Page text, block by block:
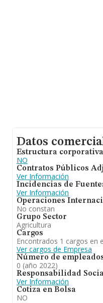
Datos
Estructura
NO
Contratos Públicos
Ver Información
Incidencias de
Ver Información
Operaciones
No constan
Grupo Sector
Agricultura
Cargos
Encontrados 1 cargos en
Ver cargos de Empresa
Número de
0 (año 2022)
Responsabilidad
Ver Información
Cotiza en Bolsa
NO